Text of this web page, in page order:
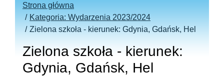
Strona główna
Kategoria: Wydarzenia 2023/2024
Zielona szkoła - kierunek: Gdynia, Gdańsk, Hel
Zielona szkoła - kierunek:
Gdynia, Gdańsk, Hel